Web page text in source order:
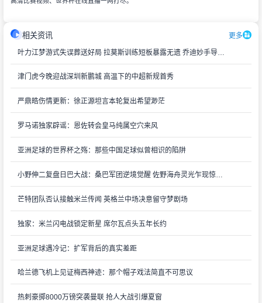
相关资讯 更多
叶力江梦游式失误葬送好局 拉莫斯训练短板暴露无遗 乔迪妙手导演逆转好戏
津门虎今晚迎战深圳新鹏城 高温下的中超新规首秀
严鼎皓伤情更新：徐正源坦言本轮复出希望渺茫
罗马诺独家辟谣：恩佐转会皇马纯属空穴来风
亚洲足球的世界杯之殇：那些中国足球似曾相识的陷阱
小野伸二复盘日巴大战：桑巴军团逆境觉醒 佐野海舟灵光乍现惊艳全场
芒特团队否认接触米兰传闻 英格兰中场决意留守梦剧场
独家：米兰闪电战锁定新星 席尔瓦点头五年长约
亚洲足球遇冷记：扩军背后的真实差距
哈兰德飞机上见证梅西神迹：那个帽子戏法简直不可思议
热刺豪掷8000万镑突袭曼联 抢人大战引爆夏窗